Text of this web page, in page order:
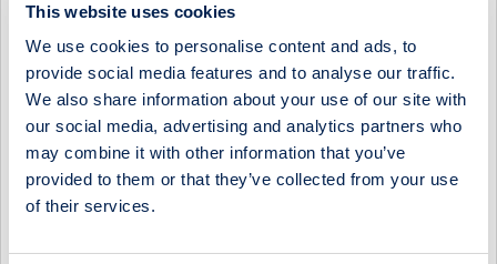
This website uses cookies
We use cookies to personalise content and ads, to
provide social media features and to analyse our traffic.
We also share information about your use of our site with
our social media, advertising and analytics partners who
may combine it with other information that you’ve
provided to them or that they’ve collected from your use
of their services.
specialiserad teleoperatör, som driver ett eget radionät och
erbjuder meddelandetjänster för kritiska situationer under
varumärkena Minicall och Messit. Gruppen omsatte 116 Mkr
under 2013 och har cirka 70 anställda. Aktien handlas på
mer information besök
generic.se
Show as PDF